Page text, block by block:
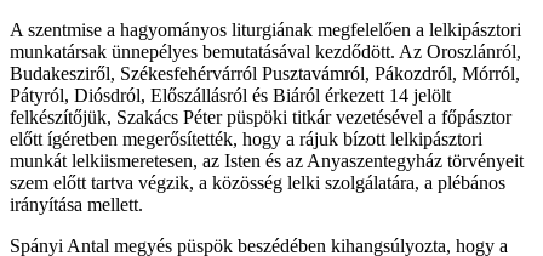
A szentmise a hagyományos liturgiának megfelelően a lelkipásztori
munkatársak ünnepélyes bemutatásával kezdődött. Az Oroszlánról,
Budakesziről, Székesfehérvárról Pusztavámról, Pákozdról, Mórról,
Pátyról, Diósdról, Előszállásról és Biáról érkezett 14 jelölt
felkészítőjük, Szakács Péter püspöki titkár vezetésével a főpásztor
előtt ígéretben megerősítették, hogy a rájuk bízott lelkipásztori
munkát lelkiismeretesen, az Isten és az Anyaszentegyház törvényeit
szem előtt tartva végzik, a közösség lelki szolgálatára, a plébános
irányítása mellett.
Spányi Antal megyés püspök beszédében kihangsúlyozta, hogy a